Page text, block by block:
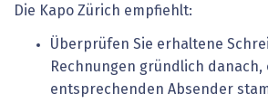
Die Kapo Zürich empfiehlt:
Überprüfen Sie erhaltene
Rechnungen gründlich danach,
entsprechenden Absender